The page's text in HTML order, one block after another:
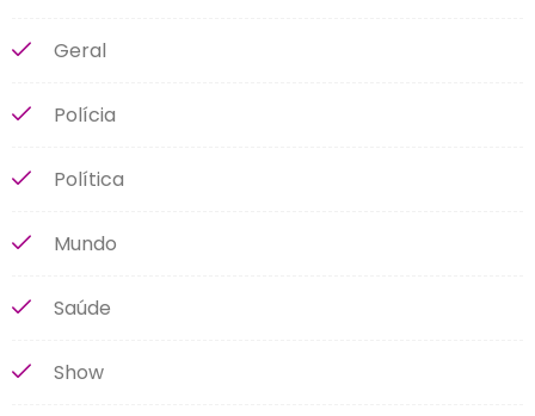
Geral
Polícia
Política
Mundo
Saúde
Show